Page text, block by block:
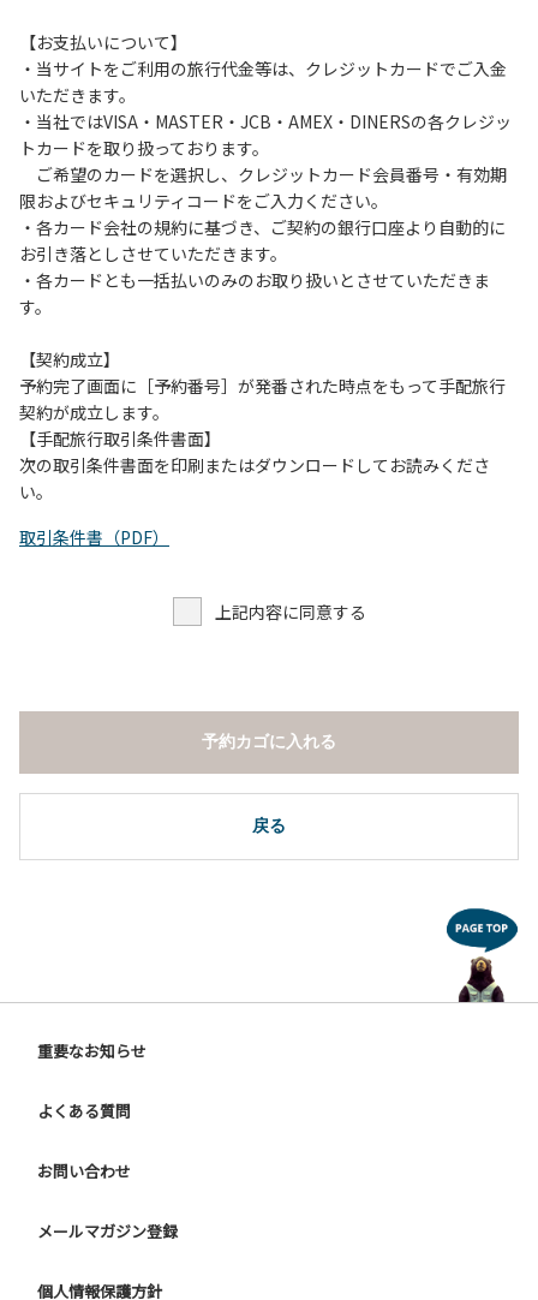
は、お持ち帰りをお願いします。
【禁止事項】
カラオケ、発電機、地面での直火による焚き火、キャンプフ
ァイヤー、打ち上げ式花火、テントサウナの設置
【注意事項】
当キャンプ場のそばを流れる歴舟川は、上流で雨が降ると短
時間で増水し、川原で遊んでいると大変危険な状態になりや
すく、過去にも増水により人が流される事故が数件起きてい
（１）川原にテントやタープを張らない。
（２）雨が降ったときは川原で遊ばない。
（３）カムイコタン公園キャンプ場で雨が降らなくても、上
流で雨が降り急に増水することがあるので、水の濁りに注意
し、濁り始めたときには直ちに川原での遊びを中止する。
（４）キャンプ場の管理者や地元住民から川についての注意
【お支払いについて】
・当サイトをご利用の旅行代金等は、クレジットカードでご入金
いただきます。
・当社ではVISA・MASTER・JCB・AMEX・DINERSの各クレジッ
トカードを取り扱っております。
ご希望のカードを選択し、クレジットカード会員番号・有効期
限およびセキュリティコードをご入力ください。
・各カード会社の規約に基づき、ご契約の銀行口座より自動的に
お引き落としさせていただきます。
・各カードとも一括払いのみのお取り扱いとさせていただきま
す。
【契約成立】
予約完了画面に［予約番号］が発番された時点をもって手配旅行
契約が成立します。
【手配旅行取引条件書面】
次の取引条件書面を印刷またはダウンロードしてお読みくださ
い。
取引条件書（PDF）
上記内容に同意する
戻る
予約カゴに入れる
重要なお知らせ
よくある質問
お問い合わせ
メールマガジン登録
個人情報保護方針